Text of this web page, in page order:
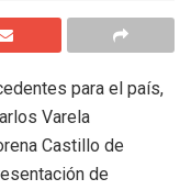
para el país,
Varela
Castillo de
de